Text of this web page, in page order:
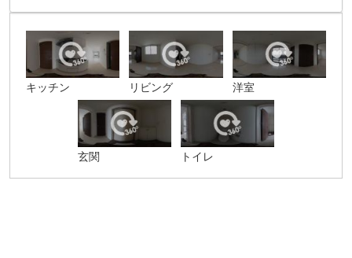
キッチン リビング 洋室
玄関 トイレ